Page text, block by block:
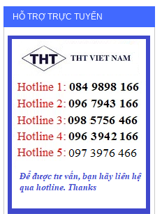
HỖ TRỢ TRỰC TUYẾN